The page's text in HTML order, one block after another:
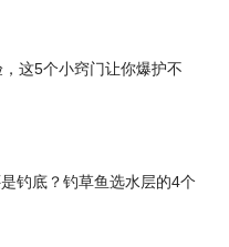
这5个小窍门让你爆护不
钓底？钓草鱼选水层的4个